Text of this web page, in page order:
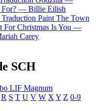
For? — Billie Eilish
Traduction Paint The Town
For Christmas Is You —
Carey
SCH
LIF Magnum
R S T U V W X Y Z 0-9